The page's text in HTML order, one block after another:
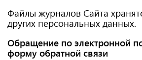
Файлы журналов Сайта
других персональных данных.
Обращение по электронной
форму обратной связи